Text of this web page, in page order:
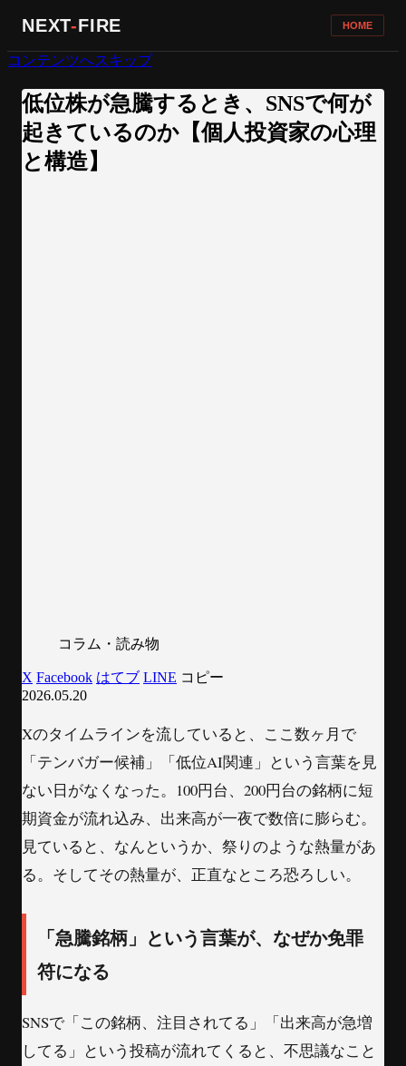
NEXT-FIRE HOME
コンテンツへスキップ
低位株が急騰するとき、SNSで何が
起きているのか【個人投資家の心理
と構造】
コラム・読み物
X Facebook はてブ LINE コピー
2026.05.20
Xのタイムラインを流していると、ここ数ヶ月で
「テンバガー候補」「低位AI関連」という言葉を見
ない日がなくなった。100円台、200円台の銘柄に短
期資金が流れ込み、出来高が一夜で数倍に膨らむ。
見ていると、なんというか、祭りのような熱量があ
る。そしてその熱量が、正直なところ恐ろしい。
「急騰銘柄」という言葉が、なぜか免罪
符になる
SNSで「この銘柄、注目されてる」「出来高が急増
してる」という投稿が流れてくると、不思議なこと